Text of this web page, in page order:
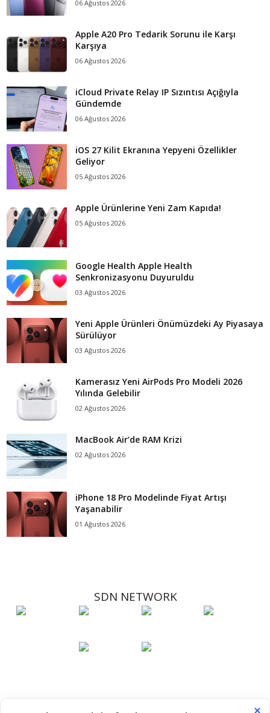
06 Ağustos 2026
Apple A20 Pro Tedarik Sorunu ile Karşı
Karşıya
06 Ağustos 2026
iCloud Private Relay IP Sızıntısı Açığıyla
Gündemde
06 Ağustos 2026
iOS 27 Kilit Ekranına Yepyeni Özellikler
Geliyor
05 Ağustos 2026
Apple Ürünlerine Yeni Zam Kapıda!
05 Ağustos 2026
Google Health Apple Health
Senkronizasyonu Duyuruldu
03 Ağustos 2026
Yeni Apple Ürünleri Önümüzdeki Ay Piyasaya
Sürülüyor
03 Ağustos 2026
Kamerasız Yeni AirPods Pro Modeli 2026
Yılında Gelebilir
02 Ağustos 2026
MacBook Air’de RAM Krizi
02 Ağustos 2026
iPhone 18 Pro Modelinde Fiyat Artışı
Yaşanabilir
01 Ağustos 2026
SDN NETWORK